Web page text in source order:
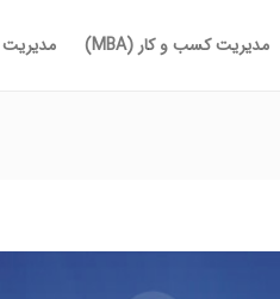
مدیریت کسب و کار (MBA) مدیریت